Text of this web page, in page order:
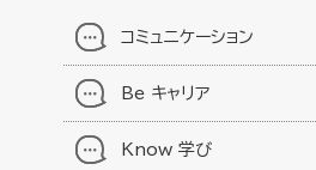
コミュニケーション
Be キャリア
Know 学び